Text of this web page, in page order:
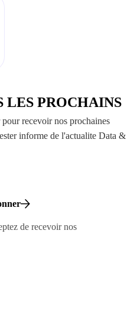
LES PROCHAINS
recevoir nos prochaines
informe de l'actualite Data &
de recevoir nos